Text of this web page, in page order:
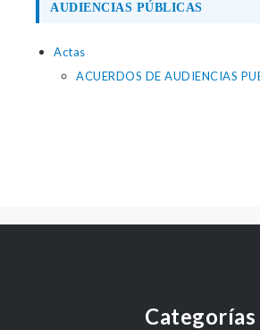
AUDIENCIAS PÚBLICAS
Actas
ACUERDOS DE AUDIENCIAS
Categorías